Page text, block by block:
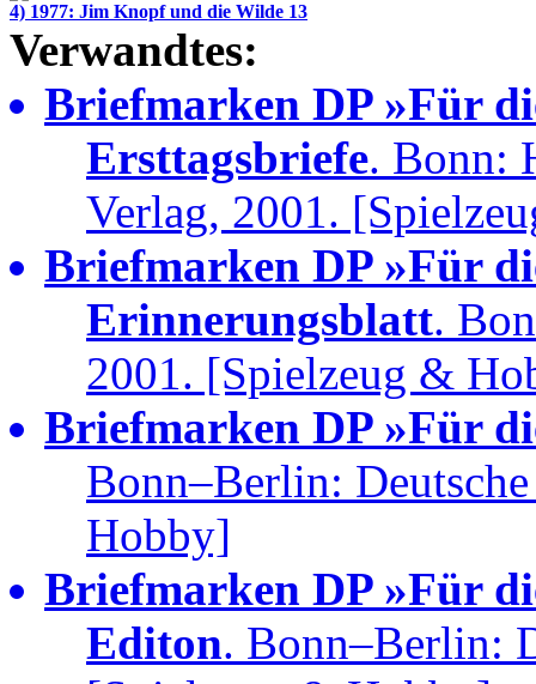
4) 1977: Jim Knopf und die Wilde 13
Verwandtes:
Briefmarken DP »Für
Ersttagsbriefe. Bonn:
Verlag, 2001.
Briefmarken DP »Für
Erinnerungsblatt.
2001. [Spielzeug &
Briefmarken DP »Für
Bonn–Berlin:
Hobby]
Briefmarken DP »Für
Editon. Bonn–Berlin: